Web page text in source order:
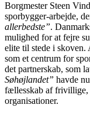
Borgmester Steen
sporbygger-arbejde,
allerbedste”.
mulighed for at fejre
elite til stede i skoven.
som et centrum for
det partnerskab, som
Søhøjlandet” havde
fællesskab af frivillige,
organisationer.